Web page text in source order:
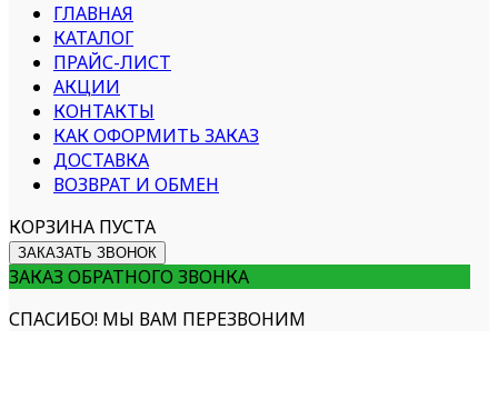
ГЛАВНАЯ
КАТАЛОГ
ПРАЙС-ЛИСТ
АКЦИИ
КОНТАКТЫ
КАК ОФОРМИТЬ ЗАКАЗ
ДОСТАВКА
ВОЗВРАТ И ОБМЕН
КОРЗИНА ПУСТА
ЗАКАЗАТЬ ЗВОНОК
ЗАКАЗ ОБРАТНОГО ЗВОНКА
СПАСИБО! МЫ ВАМ ПЕРЕЗВОНИМ